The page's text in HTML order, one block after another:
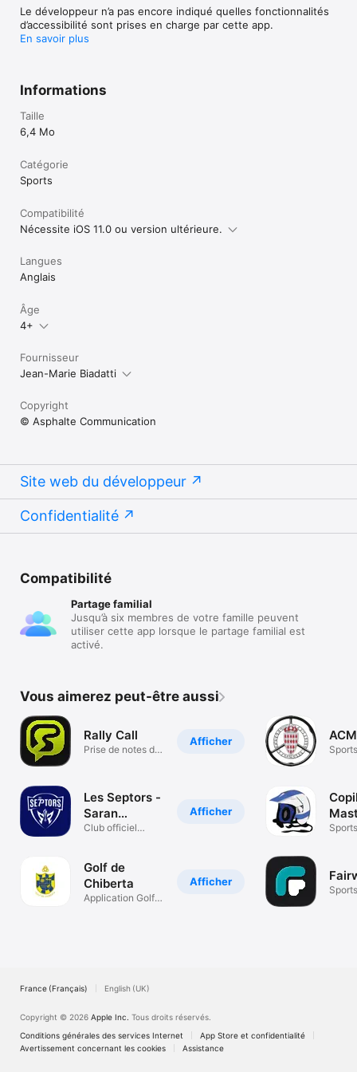
speed table of the input speed. The distance and the ideal
time are then highlighted in red according to your progression
in the regularity.
Application Rally timer does not require either cellular
network, or the use of the GPS function of your iPhone. She
is available for iPhone and for iPad.
Le développeur n’a pas encore indiqué quelles fonctionnalités
d’accessibilité sont prises en charge par cette app.
En savoir plus
Informations
Taille
6,4 Mo
Catégorie
Sports
Compatibilité
Nécessite iOS 11.0 ou version ultérieure.
Langues
Anglais
Âge
4+
Fournisseur
Jean-Marie Biadatti
Copyright
© Asphalte Communication
Site web du développeur
Confidentialité
Compatibilité
Partage familial
Jusqu’à six membres de votre famille peuvent
utiliser cette app lorsque le partage familial est
activé.
Vous aimerez peut-être aussi
Afficher
Rally Call
Prise de notes de
Afficher
Les Septors -
Saran
Handball
Club officiel
Afficher
Golf de
Chiberta
Application Golf
Sports
Sports
Sports
France (Français) English (UK)
Copyright © 2026 Apple Inc. Tous droits réservés.
Conditions générales des services Internet
App Store et confidentialité
Avertissement concernant les cookies
Assistance